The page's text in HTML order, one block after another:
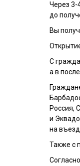
Через 3-
до
Вы
С
а в
Россия,
и
на въезд.
Также с